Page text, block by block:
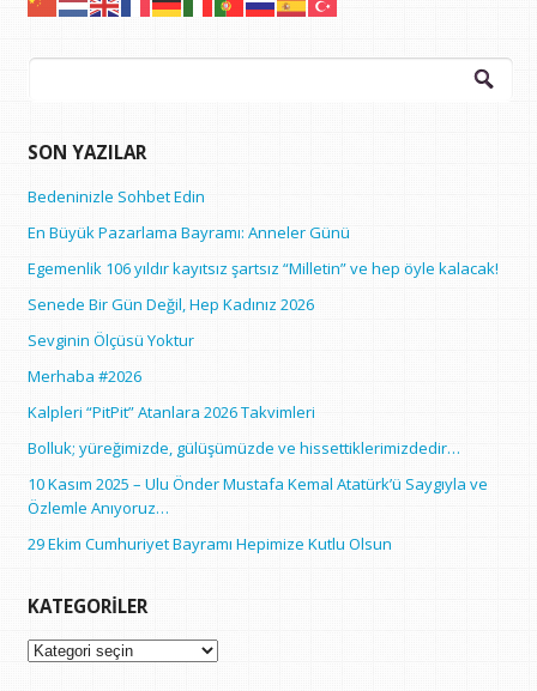
Arama:
SON YAZILAR
Bedeninizle Sohbet Edin
En Büyük Pazarlama Bayramı: Anneler Günü
Egemenlik 106 yıldır kayıtsız şartsız “Milletin” ve hep öyle kalacak!
Senede Bir Gün Değil, Hep Kadınız 2026
Sevginin Ölçüsü Yoktur
Merhaba #2026
Kalpleri “PitPit” Atanlara 2026 Takvimleri
Bolluk; yüreğimizde, gülüşümüzde ve hissettiklerimizdedir…
10 Kasım 2025 – Ulu Önder Mustafa Kemal Atatürk’ü Saygıyla ve
Özlemle Anıyoruz…
29 Ekim Cumhuriyet Bayramı Hepimize Kutlu Olsun
KATEGORILER
Kategoriler